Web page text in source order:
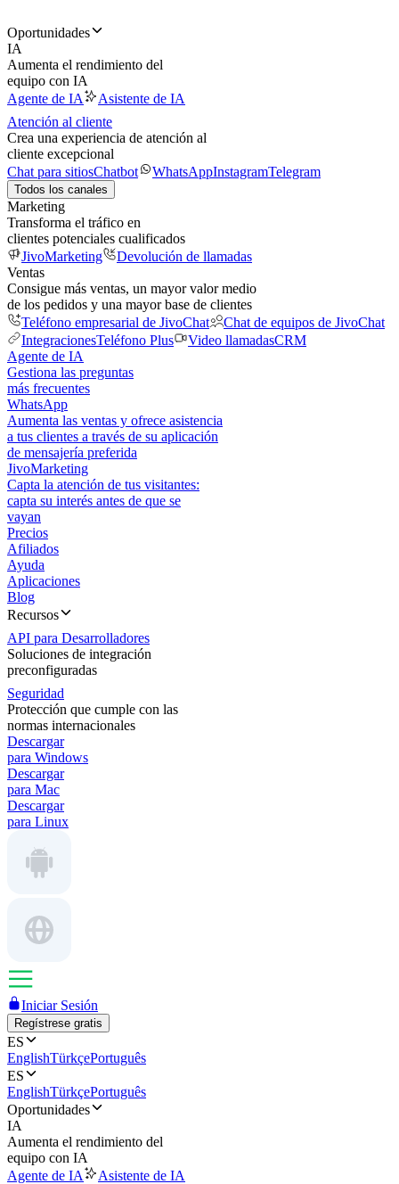
Oportunidades
IA
Aumenta el rendimiento del
equipo con IA
Agente de IA
Asistente de IA
Atención al cliente
Crea una experiencia de atención al
cliente excepcional
Chat para sitiosChatbot WhatsAppInstagramTelegram
Todos los canales
Marketing
Transforma el tráfico en
clientes potenciales cualificados
JivoMarketing
Devolución de llamadas
Ventas
Consigue más ventas, un mayor valor medio
de los pedidos y una mayor base de clientes
Teléfono empresarial de JivoChat
Chat de equipos de JivoChat
IntegracionesTeléfono Plus Video llamadasCRM
Agente de IA
Gestiona las preguntas
más frecuentes
WhatsApp
Aumenta las ventas y ofrece asistencia
a tus clientes a través de su aplicación
de mensajería preferida
JivoMarketing
Capta la atención de tus visitantes:
capta su interés antes de que se
vayan
Precios
Afiliados
Ayuda
Aplicaciones
Blog
Recursos
API para Desarrolladores
Soluciones de integración
preconfiguradas
Seguridad
Protección que cumple con las
normas internacionales
Descargar
para Windows
Descargar
para Mac
Descargar
para Linux
Iniciar Sesión
Regístrese gratis
ES
EnglishTürkçePortuguês
ES
EnglishTürkçePortuguês
Oportunidades
IA
Aumenta el rendimiento del
equipo con IA
Agente de IA
Asistente de IA